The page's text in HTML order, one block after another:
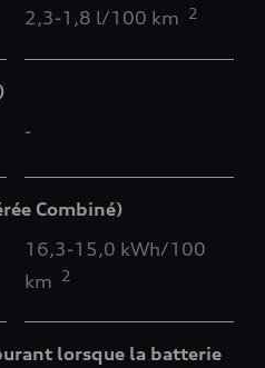
2,3-1,8 l/100 km 2
-
Combiné)
16,3-15,0 kWh/100
km
2
lorsque la batterie